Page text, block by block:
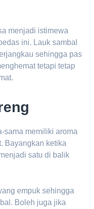
menjadi istimewa
ini. Lauk sambal
sehingga pas
tetapi tetap
sama memiliki aroma
Bayangkan ketika
satu di balik
empuk sehingga
Boleh juga jika